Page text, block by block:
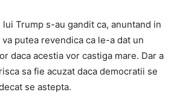
Trump s-au gandit ca, anuntand in
putea revendica ca le-a dat un
daca acestia vor castiga mare. Dar a
sa fie acuzat daca democratii se
se astepta.